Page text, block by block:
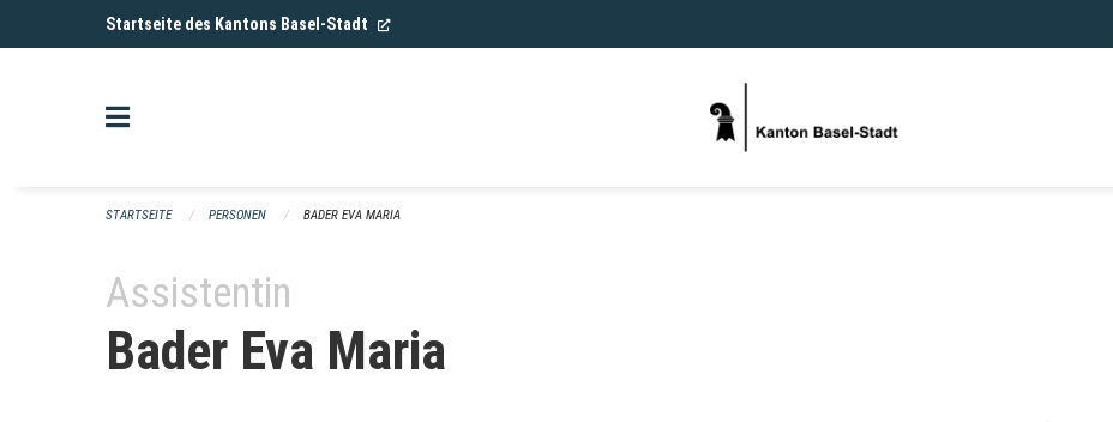
Navigation überspringenStartseite des Kantons Basel-Stadt (External Link)
STARTSEITE PERSONEN BADER EVA MARIA
Assistentin
Bader Eva Maria